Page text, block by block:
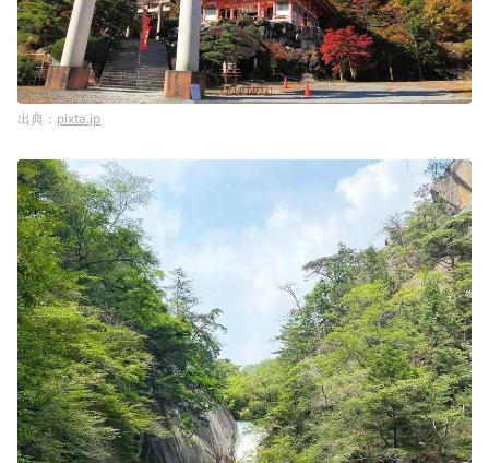
pixta.jp